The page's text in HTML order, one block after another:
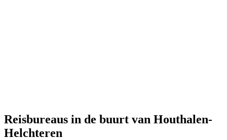
Reisbureaus in de buurt van Houthalen-
Helchteren